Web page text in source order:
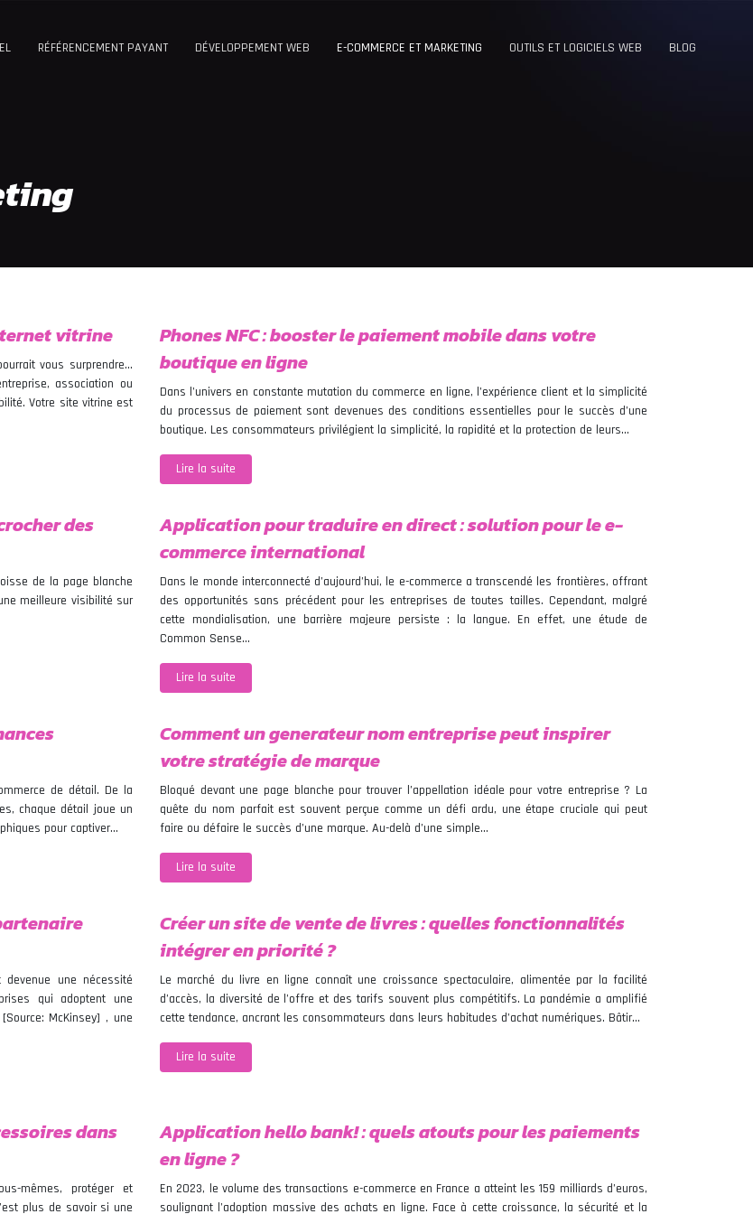
RÉFÉRENCEMENT PAYANT DÉVELOPPEMENT WEB E-COMMERCE ET MARKETING OUTILS ET LOGICIELS WEB BLOG
vitrine
vous surprendre…
association ou
Votre site vitrine est
Phones NFC : booster le paiement mobile dans votre
boutique en ligne
Dans l’univers en constante mutation du commerce en ligne, l’expérience client et la simplicité
du processus de paiement sont devenues des conditions essentielles pour le succès d’une
boutique. Les consommateurs privilégient la simplicité, la rapidité et la protection de leurs…
Lire la suite
des
de la page blanche
meilleure visibilité sur
Application pour traduire en direct : solution pour le e-
commerce international
Dans le monde interconnecté d’aujourd’hui, le e-commerce a transcendé les frontières, offrant
des opportunités sans précédent pour les entreprises de toutes tailles. Cependant, malgré
cette mondialisation, une barrière majeure persiste : la langue. En effet, une étude de
Common Sense…
Lire la suite
de détail. De la
chaque détail joue un
pour captiver…
Comment un generateur nom entreprise peut inspirer
votre stratégie de marque
Bloqué devant une page blanche pour trouver l’appellation idéale pour votre entreprise ? La
quête du nom parfait est souvent perçue comme un défi ardu, une étape cruciale qui peut
faire ou défaire le succès d’une marque. Au-delà d’une simple…
Lire la suite
une nécessité
qui adoptent une
McKinsey] , une
Créer un site de vente de livres : quelles fonctionnalités
intégrer en priorité ?
Le marché du livre en ligne connaît une croissance spectaculaire, alimentée par la facilité
d’accès, la diversité de l’offre et des tarifs souvent plus compétitifs. La pandémie a amplifié
cette tendance, ancrant les consommateurs dans leurs habitudes d’achat numériques. Bâtir…
Lire la suite
dans
mêmes, protéger et
plus de savoir si une
Application hello bank! : quels atouts pour les paiements
en ligne ?
En 2023, le volume des transactions e-commerce en France a atteint les 159 milliards d’euros,
soulignant l’adoption massive des achats en ligne. Face à cette croissance, la sécurité et la